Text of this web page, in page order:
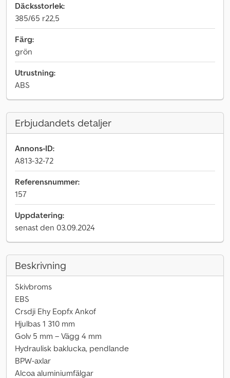
Däcksstorlek:
385/65 r22,5
Färg:
grön
Utrustning:
ABS
Erbjudandets detaljer
Annons-ID:
A813-32-72
Referensnummer:
157
Uppdatering:
senast den 03.09.2024
Beskrivning
Skivbroms
EBS
Crsdji Ehy Eopfx Ankof
Hjulbas 1 310 mm
Golv 5 mm – Vägg 4 mm
Hydraulisk baklucka, pendlande
BPW-axlar
Alcoa aluminiumfälgar